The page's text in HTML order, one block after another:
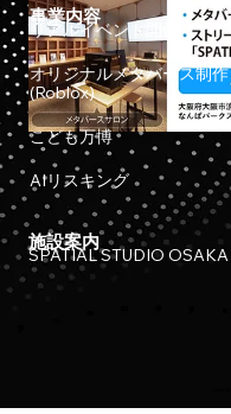
事業内容
リアルイベント開催
オリジナルメタバース制作
(Roblox)
こども万博
AIリスキング
施設案内
SPATIAL STUDIO OSAKA